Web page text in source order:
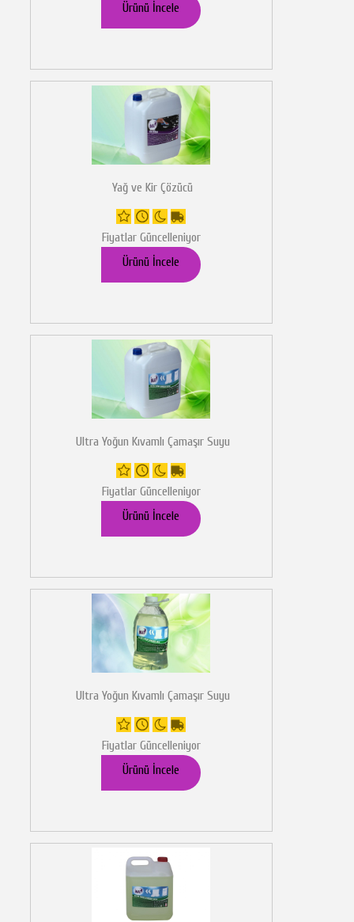
Ürünü İncele
Yağ ve Kir Çözücü
Fiyatlar Güncelleniyor
Ürünü İncele
Ultra Yoğun Kıvamlı Çamaşır Suyu
Fiyatlar Güncelleniyor
Ürünü İncele
Ultra Yoğun Kıvamlı Çamaşır Suyu
Fiyatlar Güncelleniyor
Ürünü İncele